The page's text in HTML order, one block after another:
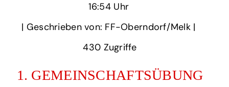
‎| Geschrieben von: FF-Oberndorf/Melk | ‎
430‏‏‎ ‎Zugriffe
1. GEMEINSCHAFTSÜBUNG